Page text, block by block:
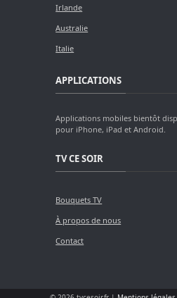
Irlande
Australie
Italie
APPLICATIONS
Applications mobiles bientôt
pour iPhone, iPad et Android.
TV CE SOIR
Bouquets TV
À propos de nous
Contact